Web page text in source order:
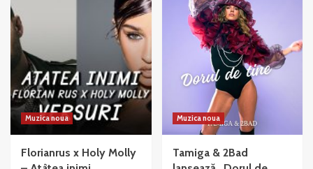
Muzica noua
Florianrus x Holy Molly
Muzica noua
Tamiga & 2Bad